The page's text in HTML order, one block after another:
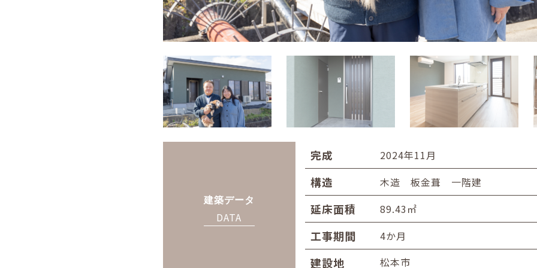
建築データ
DATA
完成 2024年11月
構造 木造 板金葺 一階建
延床面積 89.43㎡
工事期間 4か月
建設地 松本市